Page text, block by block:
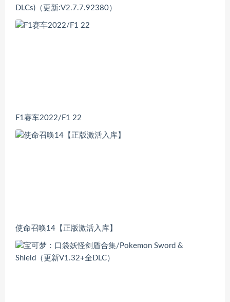
DLCs)（更新:V2.7.7.92380）
F1赛车2022/F1 22
使命召唤14【正版激活入库】